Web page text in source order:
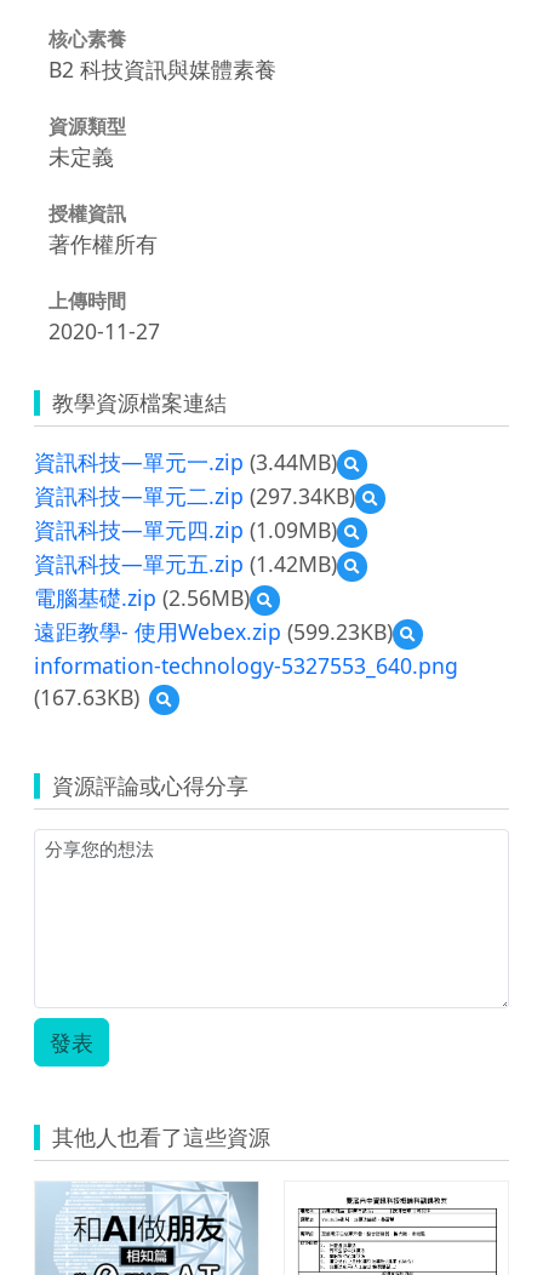
核心素養
B2 科技資訊與媒體素養
資源類型
未定義
授權資訊
著作權所有
上傳時間
2020-11-27
教學資源檔案連結
資訊科技—單元一.zip (3.44MB)
預
覽
資
訊
科
技
單
元
一.zip
資訊科技—單元二.zip (297.34KB)
預
覽
—
單
元
資訊科技—單元四.zip (1.09MB)
預
覽
資
科
技
—
資訊科技—單元五.zip (1.42MB)
預
覽
訊
科
技
電腦基礎.zip (2.56MB)
預
覽
電
腦
遠距教學- 使用Webex.zip (599.23KB)
預
覽
遠
Webex.zip
information-technology-5327553_640.png
(167.63KB)
預
覽
5327553_640.png
資源評論或心得分享
發表
其他人也看了這些資源